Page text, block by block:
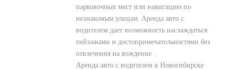
парковочных мест или навигацию по
незнакомым улицам. Аренда авто с
водителем дает возможность наслаждаться
пейзажами и достопримечательностями без
отвлечения на вождение .
Аренда авто с водителем в Новосибирске